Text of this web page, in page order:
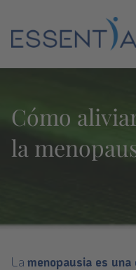
Cómo
la
La menopausia es